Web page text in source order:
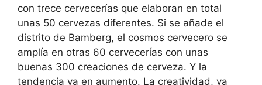
con trece cervecerías que elaboran en total
unas 50 cervezas diferentes. Si se añade el
distrito de Bamberg, el cosmos cervecero se
amplía en otras 60 cervecerías con unas
buenas 300 creaciones de cerveza. Y la
tendencia va en aumento. La creatividad, ya